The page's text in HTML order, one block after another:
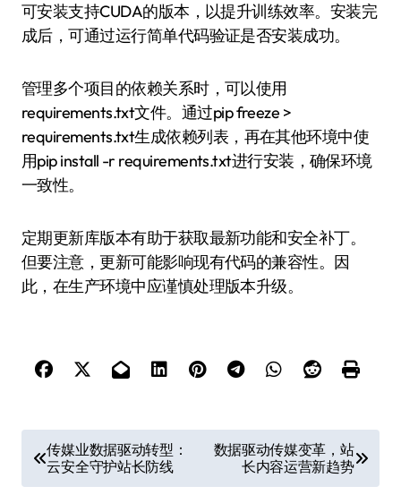
可安装支持CUDA的版本，以提升训练效率。安装完
成后，可通过运行简单代码验证是否安装成功。
管理多个项目的依赖关系时，可以使用
requirements.txt文件。通过pip freeze >
requirements.txt生成依赖列表，再在其他环境中使
用pip install -r requirements.txt进行安装，确保环境
一致性。
定期更新库版本有助于获取最新功能和安全补丁。
但要注意，更新可能影响现有代码的兼容性。因
此，在生产环境中应谨慎处理版本升级。
章
传媒业数据驱动转型：
云安全守护站长防线
数据驱动传媒变革，站
长内容运营新趋势